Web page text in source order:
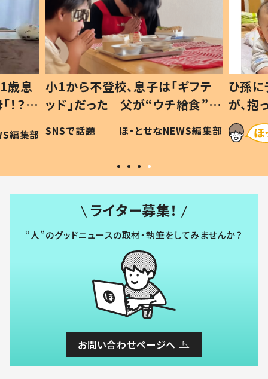
歳息
？」
編集部
小1から不登校、息子は「ギフテ
ッド」だった 父が“ウチ給食”を
作り続ける理由とは #令和の親
#令和の子
SNSで話題 ほ・とせなNEWS編集部
ひ孫
が、
「涙が
い」
ライター募集！
“人”のグッドニュースの取材・執筆をしてみませんか？
お問い合わせページへ